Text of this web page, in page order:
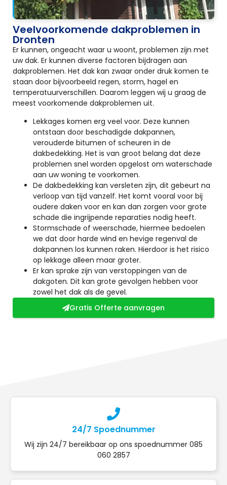
Veelvoorkomende dakproblemen in
Dronten
Er kunnen, ongeacht waar u woont, problemen zijn met
uw dak. Er kunnen diverse factoren bijdragen aan
dakproblemen. Het dak kan zwaar onder druk komen te
staan door bijvoorbeeld regen, storm, hagel en
temperatuurverschillen. Daarom leggen wij u graag de
meest voorkomende dakproblemen uit.
Lekkages komen erg veel voor. Deze kunnen
ontstaan door beschadigde dakpannen,
verouderde bitumen of scheuren in de
dakbedekking. Het is van groot belang dat deze
problemen snel worden opgelost om waterschade
aan uw woning te voorkomen.
De dakbedekking kan versleten zijn, dit gebeurt na
verloop van tijd vanzelf. Het komt vooral voor bij
oudere daken voor en kan dan zorgen voor grote
schade die ingrijpende reparaties nodig heeft.
Stormschade of weerschade, hiermee bedoelen
we dat door harde wind en hevige regenval de
dakpannen los kunnen raken. Hierdoor is het risico
op lekkage alleen maar groter.
Er kan sprake zijn van verstoppingen van de
dakgoten. Dit kan grote gevolgen hebben voor
zowel het dak als de gevel.
Gratis Offerte aanvragen
24/7 Spoednummer
Wij zijn 24/7 bereikbaar op ons spoednummer 085
060 2857